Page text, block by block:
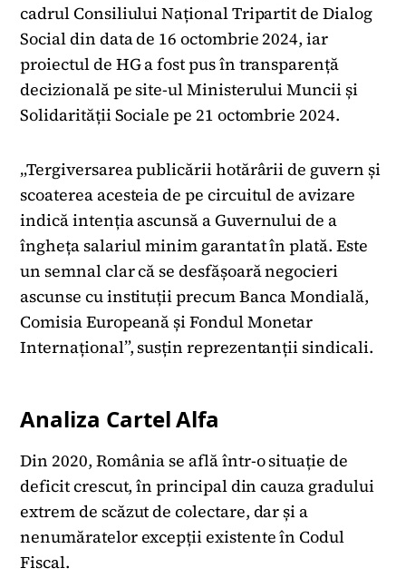
cadrul Consiliului Național Tripartit de Dialog
Social din data de 16 octombrie 2024, iar
proiectul de HG a fost pus în transparență
decizională pe site-ul Ministerului Muncii și
Solidarității Sociale pe 21 octombrie 2024.
„Tergiversarea publicării hotărârii de guvern și
scoaterea acesteia de pe circuitul de avizare
indică intenția ascunsă a Guvernului de a
îngheța salariul minim garantat în plată. Este
un semnal clar că se desfășoară negocieri
ascunse cu instituții precum Banca Mondială,
Comisia Europeană și Fondul Monetar
Internațional”, susțin reprezentanții sindicali.
Analiza Cartel Alfa
Din 2020, România se află într-o situație de
deficit crescut, în principal din cauza gradului
extrem de scăzut de colectare, dar și a
nenumăratelor excepții existente în Codul
Fiscal.